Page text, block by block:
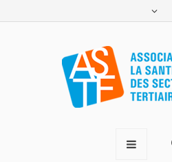
Articles sur
Bien-